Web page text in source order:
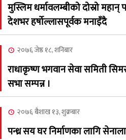
२०८३
८
मुस्लिम धर्मावलम्बीको दोस्रो
देशभर हर्षोल्लासपूर्वक मनाइँदै
२०७६ जेष्ठ १८, शनिबार
राधाकृष्ण भगवान सेवा समिती
सभा सम्पन्न ।
२०७६ बैशाख १३, शुक्रबार
पन्ध्र सय घर निर्माणका लागि